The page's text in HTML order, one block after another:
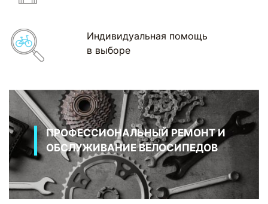
Индивидуальная помощь
в выборе
ПРОФЕССИОНАЛЬНЫЙ РЕМОНТ И
ОБСЛУЖИВАНИЕ ВЕЛОСИПЕДОВ